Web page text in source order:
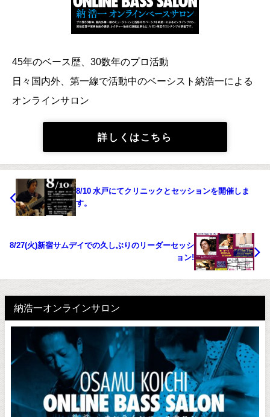
45年のベース歴、30数年のプロ活動
日々国内外、第一線で活動中のベーシスト納浩一による
オンラインサロン
詳しくはこちら
8/10 水戸にてクリニックとセッションを開催しま
す。
8/27(火)新宿サムデイでの久しぶりのリーダーセッシ
ョン!
納浩一オンラインサロン